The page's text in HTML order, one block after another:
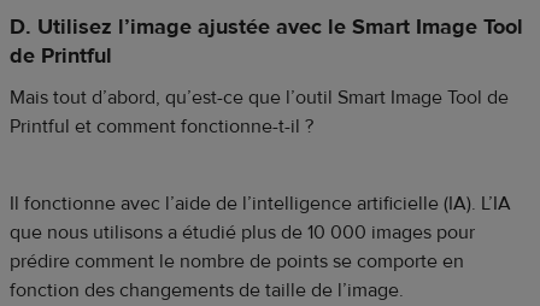
D. Utilisez l’image ajustée avec le Smart Image Tool
de Printful
Mais tout d’abord, qu’est-ce que l’outil Smart Image Tool de
Printful et comment fonctionne-t-il ?
Il fonctionne avec l’aide de l’intelligence artificielle (IA). L’IA
que nous utilisons a étudié plus de 10 000 images pour
prédire comment le nombre de points se comporte en
fonction des changements de taille de l’image.